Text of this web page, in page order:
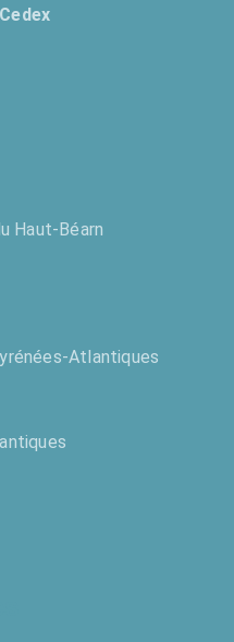
Haut-Béarn
Atlantiques